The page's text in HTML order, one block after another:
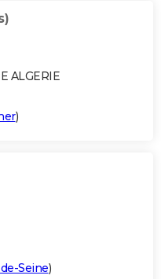
ALGERIE
)
Seine)